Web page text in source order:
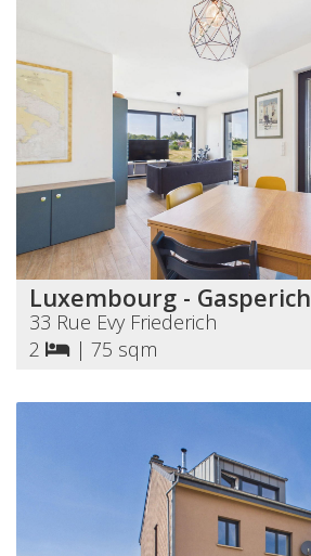
Luxembourg - Gasperich
33 Rue Evy Friederich
2
| 75 sqm